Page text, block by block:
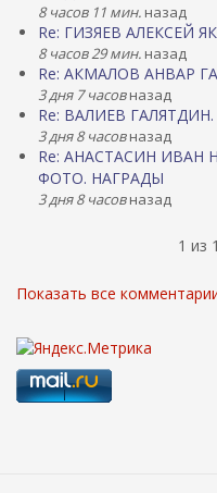
8 часов 11 мин. назад
Re: ГИЗЯЕВ АЛЕКСЕЙ
8 часов 29 мин. назад
Re: АКМАЛОВ АНВАР
3 дня 7 часовназад
Re: ВАЛИЕВ
3 дня 8 часовназад
Re: АНАСТАСИН ИВАН
ФОТО. НАГРАДЫ
3 дня 8 часовназад
1 из
Показать все